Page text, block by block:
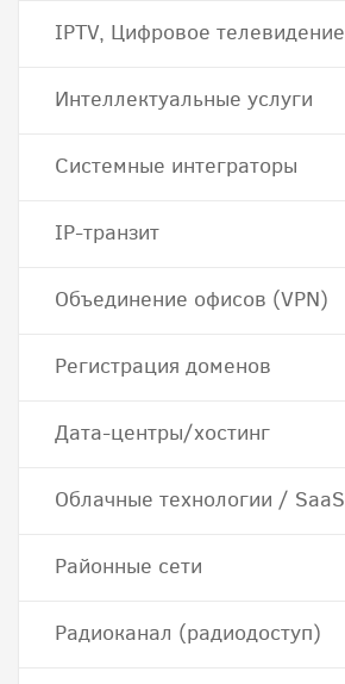
IPTV, Цифровое телевидение
Интеллектуальные услуги
Системные интеграторы
IP-транзит
Объединение офисов (VPN)
Регистрация доменов
Дата-центры/хостинг
Облачные технологии / SaaS
Районные сети
Радиоканал (радиодоступ)